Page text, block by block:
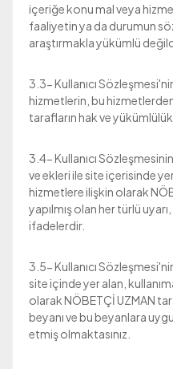
içeriğe konu mal veya
faaliyetin ya da durumun
araştırmakla yükümlü
3.3- Kullanıcı
hizmetlerin, bu
tarafların hak ve
3.4- Kullanıcı
ve ekleri ile site içerisinde
hizmetlere ilişkin olarak
yapılmış olan her türlü
ifadelerdir.
3.5- Kullanıcı
site içinde yer alan,
olarak NÖBETÇİ UZMAN
beyanı ve bu beyanlara
etmiş olmaktasınız.